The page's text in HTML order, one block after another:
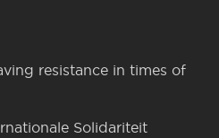
resistance in times of
Solidariteit